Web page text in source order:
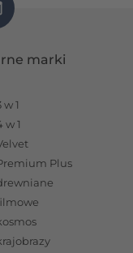
zestawy puzzli 2
zabawę,
rozwijanie
puzzli w gronie
sposób na
puzzli dla
chwile pełne
marki
1
w 1
Plus